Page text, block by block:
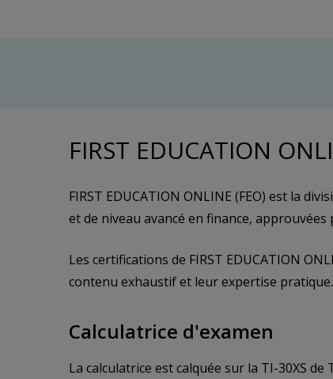
FIRST EDUCATION
FIRST EDUCATION ONLINE (FEO) est la
et de niveau avancé en finance,
Les certifications de FIRST EDUCATION
contenu exhaustif et leur expertise pratique.
Calculatrice d'examen
La calculatrice est calquée sur la TI-30XS